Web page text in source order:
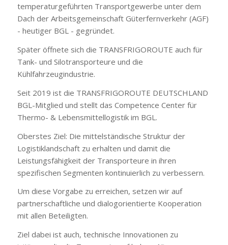
temperaturgeführten Transportgewerbe unter dem
Dach der Arbeitsgemeinschaft Güterfernverkehr (AGF)
- heutiger BGL - gegründet.
Später öffnete sich die TRANSFRIGOROUTE auch für
Tank- und Silotransporteure und die
Kühlfahrzeugindustrie.
Seit 2019 ist die TRANSFRIGOROUTE DEUTSCHLAND
BGL-Mitglied und stellt das Competence Center für
Thermo- & Lebensmittellogistik im BGL.
Oberstes Ziel: Die mittelständische Struktur der
Logistiklandschaft zu erhalten und damit die
Leistungsfähigkeit der Transporteure in ihren
spezifischen Segmenten kontinuierlich zu verbessern.
Um diese Vorgabe zu erreichen, setzen wir auf
partnerschaftliche und dialogorientierte Kooperation
mit allen Beteiligten.
Ziel dabei ist auch, technische Innovationen zu